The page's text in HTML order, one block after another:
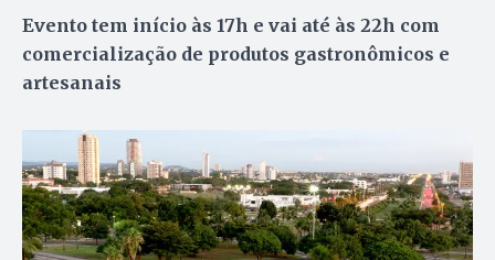
Evento tem início às 17h e vai até às 22h com
comercialização de produtos gastronômicos e
artesanais